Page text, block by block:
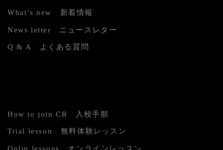
What’s new 新着情報
News letter ニュースレター
Q & A よくある質問
How to join CR 入校手順
Trial lesson 無料体験レッスン
Onlin lessons オンラインレッスン